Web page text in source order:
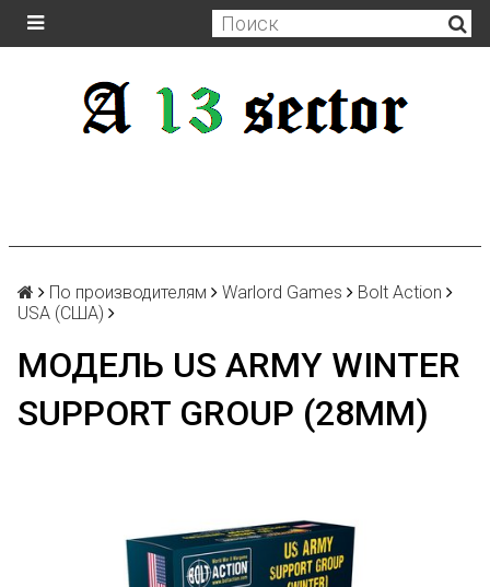
По производителям Warlord Games
Bolt Action
USA (США)
МОДЕЛЬ US ARMY WINTER
SUPPORT GROUP (28MM)